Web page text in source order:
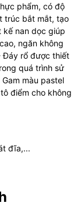
phẩm, có độ
trúc bắt mắt, tạo
kế nan dọc giúp
ngăn không
Đáy rổ được thiết
quá trình sử
màu pastel
điểm cho không
đĩa,...